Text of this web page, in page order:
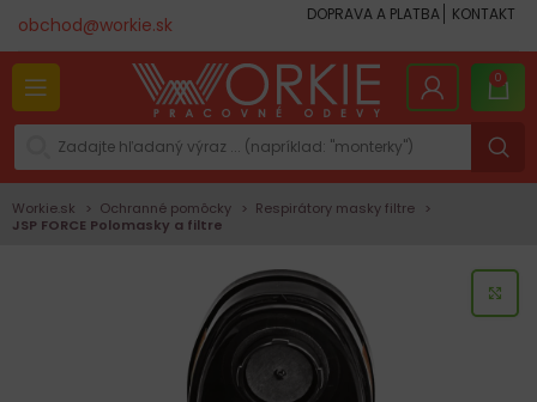
obchod@workie.sk DOPRAVA A PLATBA KONTAKT
0
Workie.sk Ochranné pomôcky
Respirátory masky filtre
JSP FORCE Polomasky a filtre